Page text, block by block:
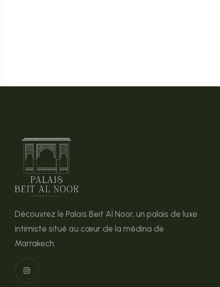
Découvrez le Palais Beit Al Noor, un palais de luxe
intimiste situé au cœur de la médina de
Marrakech.